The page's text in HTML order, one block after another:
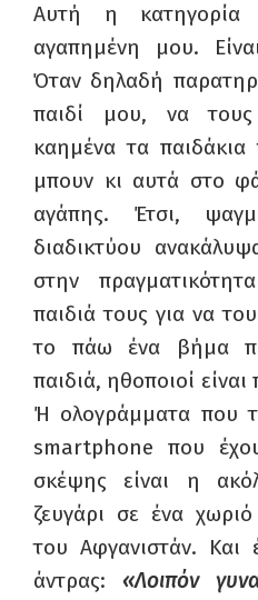
Αυτή η κατηγορία
αγαπημένη μου.
Όταν δηλαδή
παιδί μου, να
καημένα τα παιδάκια
μπουν κι αυτά στο
αγάπης. Έτσι,
διαδικτύου
στην
παιδιά τους για να
το πάω ένα βήμα
παιδιά, ηθοποιοί
Ή ολογράμματα που
smartphone που
σκέψης είναι η
ζευγάρι σε ένα
του Αφγανιστάν. Και
άντρας:«Λοιπόν